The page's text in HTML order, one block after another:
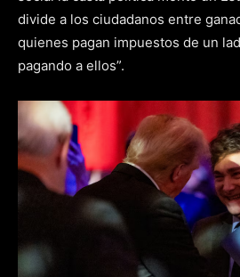
divide a los ciudadanos entre
quienes pagan impuestos de un
pagando a ellos”.